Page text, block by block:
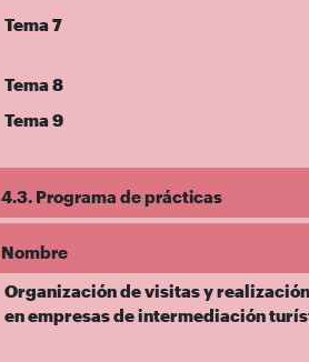
Tema 7
Tema 8
Tema 9
4.3. Programa de prácticas
Nombre
Organización de visitas y
en empresas de intermediación